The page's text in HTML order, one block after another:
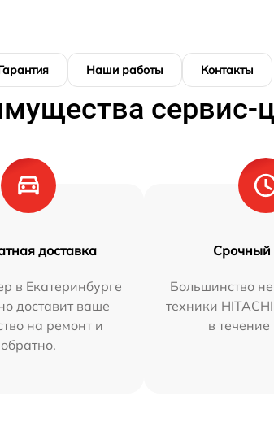
Наши работы Контакты
сервис-
доставка
в Екатеринбурге
доставит ваше
на ремонт и
обратно.
Срочный
Большинство
техники
в течение